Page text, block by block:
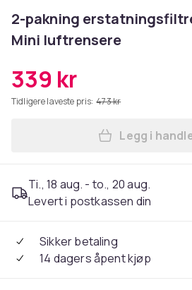
2-pakning
Mini luftrensere
339 kr
Tidligere laveste pris: 473 kr
Legg i
Ti., 18 aug. - to., 20 aug.
Levert i postkassen din
Sikker betaling
14 dagers åpent kjøp